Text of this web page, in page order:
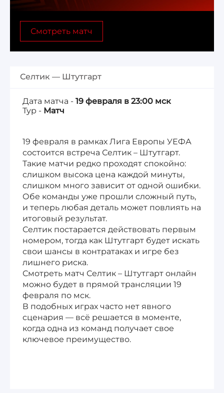
Лига 1, Чемпионат Франции
Бундеслига, Чемпионат Германии
Чемпионат Саудовской Аравии 25/26
Смотреть матч
Селтик — Штутгарт
Дата матча - 19 февраля в 23:00 мск
Тур - Матч
19 февраля в рамках Лига Европы УЕФА
состоится встреча Селтик – Штутгарт.
Такие матчи редко проходят спокойно:
слишком высока цена каждой минуты,
слишком много зависит от одной ошибки.
Обе команды уже прошли сложный путь,
и теперь любая деталь может повлиять на
итоговый результат.
Селтик постарается действовать первым
номером, тогда как Штутгарт будет искать
свои шансы в контратаках и игре без
лишнего риска.
Смотреть матч Селтик – Штутгарт онлайн
можно будет в прямой трансляции 19
февраля по мск.
В подобных играх часто нет явного
сценария — всё решается в моменте,
когда одна из команд получает свое
ключевое преимущество.